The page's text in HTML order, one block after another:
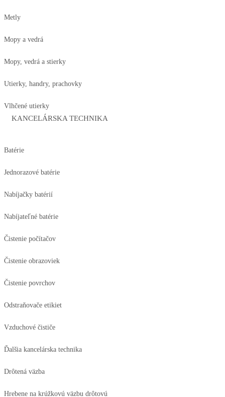
Metly
Mopy a vedrá
Mopy, vedrá a stierky
Utierky, handry, prachovky
Vlhčené utierky
KANCELÁRSKA TECHNIKA
Batérie
Jednorazové batérie
Nabíjačky batérií
Nabíjateľné batérie
Čistenie počítačov
Čistenie obrazoviek
Čistenie povrchov
Odstraňovače etikiet
Vzduchové čističe
Ďalšia kancelárska technika
Drôtená väzba
Hrebene na krúžkovú väzbu drôtovú